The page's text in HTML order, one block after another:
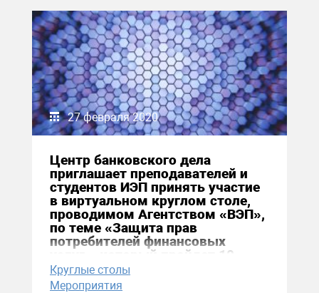
27 февраля 2020
Центр банковского дела
приглашает преподавателей и
студентов ИЭП принять участие
в виртуальном круглом столе,
проводимом Агентством «ВЭП»,
по теме «Защита прав
потребителей финансовых
услуг», который пройдет 10
марта 2020 года с 10:00 до 11:40
по московскому времени
Круглые столы
Мероприятия